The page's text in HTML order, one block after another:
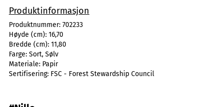
Produktinformasjon
Produktnummer: 702233
Høyde (cm): 16,70
Bredde (cm): 11,80
Farge: Sort, Sølv
Materiale: Papir
Sertifisering: FSC - Forest Stewardship Council